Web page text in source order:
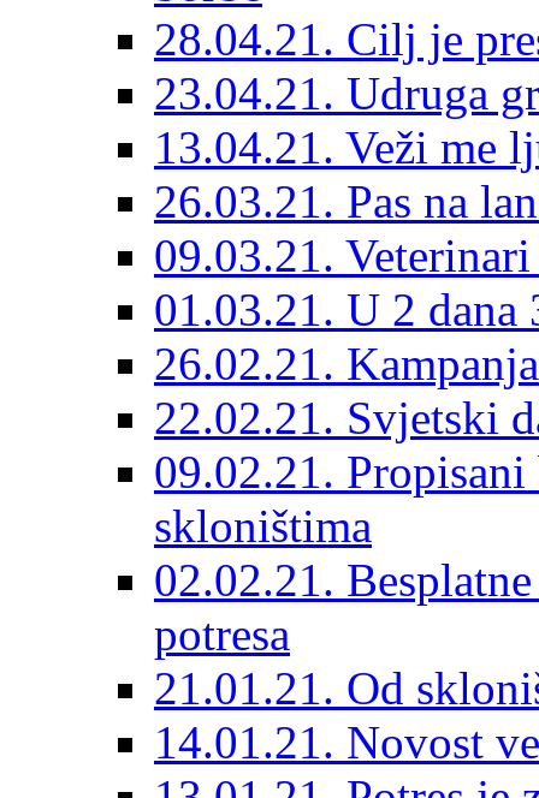
28.04.21. Cilj je
23.04.21. Udruga
13.04.21. Veži me
26.03.21. Pas na
09.03.21.
01.03.21. U 2
26.02.21.
22.02.21. Svjetski
09.02.21.
skloništima
02.02.21.
potresa
21.01.21. Od
14.01.21. Novost